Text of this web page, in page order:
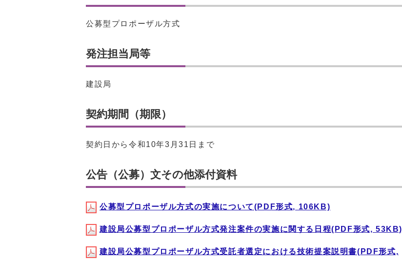
公募型プロポーザル方式
発注担当局等
建設局
契約期間（期限）
契約日から令和10年3月31日まで
公告（公募）文その他添付資料
公募型プロポーザル方式の実施について(PDF形式, 106KB)
建設局公募型プロポーザル方式発注案件の実施に関する日程(PDF形式, 53KB)
建設局公募型プロポーザル方式受託者選定における技術提案説明書(PDF形式,